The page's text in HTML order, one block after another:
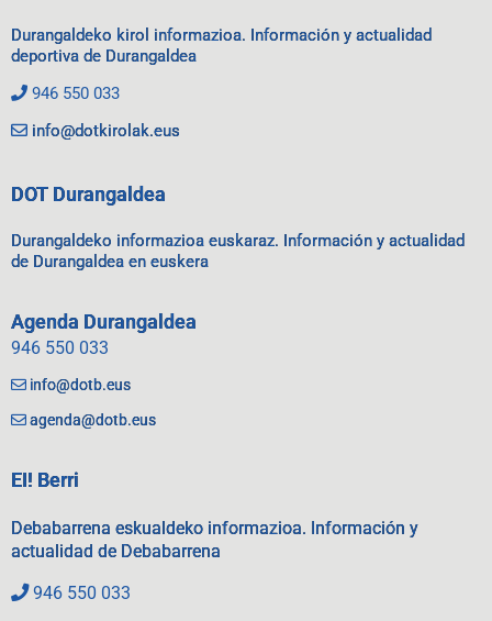
Durangaldeko kirol informazioa. Información y actualidad
deportiva de Durangaldea
946 550 033
info@dotkirolak.eus
DOT Durangaldea
Durangaldeko informazioa euskaraz. Información y actualidad
de Durangaldea en euskera
Agenda Durangaldea
946 550 033
info@dotb.eus
agenda@dotb.eus
EI! Berri
Debabarrena eskualdeko informazioa. Información y
actualidad de Debabarrena
946 550 033